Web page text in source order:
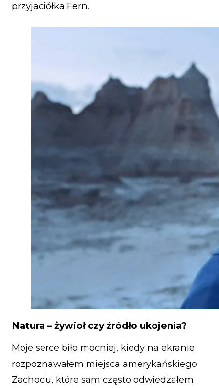
przyjaciółka Fern.
Natura – żywioł czy źródło ukojenia?
Moje serce biło mocniej, kiedy na ekranie
rozpoznawałem miejsca amerykańskiego
Zachodu, które sam często odwiedzałem